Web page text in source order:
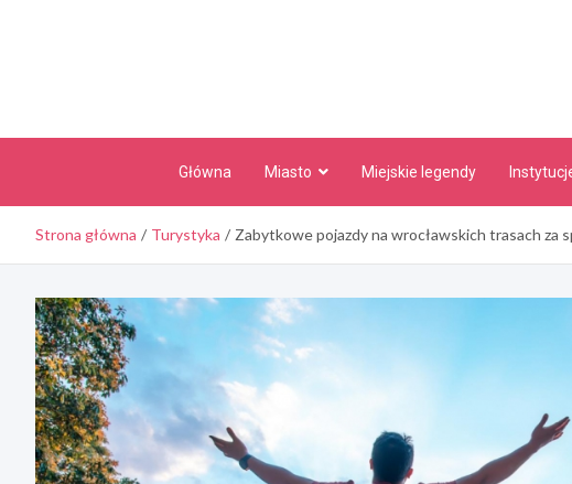
Główna Miasto Miejskie legendy
Strona główna Turystyka Zabytkowe pojazdy na wrocławskich trasach za